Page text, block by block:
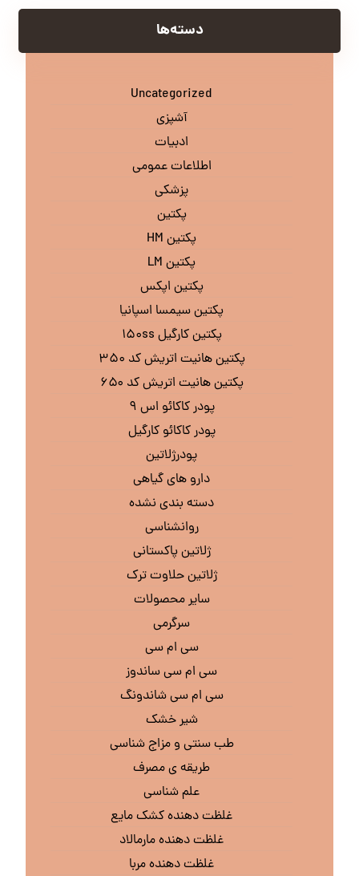
دسته‌ها
Uncategorized
آشپزی
ادبیات
اطلاعات عمومی
پزشکی
پکتین
پکتین HM
پکتین LM
پکتین اپکس
پکتین سیمسا اسپانیا
پکتین کارگیل ۱۵۰ss
پکتین هانیت اتریش کد ۳۵۰
پکتین هانیت اتریش کد ۶۵۰
پودر کاکائو اس ۹
پودر کاکائو کارگیل
پودرژلاتین
دارو های گیاهی
دسته بندی نشده
روانشناسی
ژلاتین پاکستانی
ژلاتین حلاوت ترک
سایر محصولات
سرگرمی
سی ام سی
سی ام سی ساندوز
سی ام سی شاندونگ
شیر خشک
طب سنتی و مزاج شناسی
طریقه ی مصرف
علم شناسی
غلظت دهنده کشک مایع
غلظت دهنده مارمالاد
غلظت دهنده مربا